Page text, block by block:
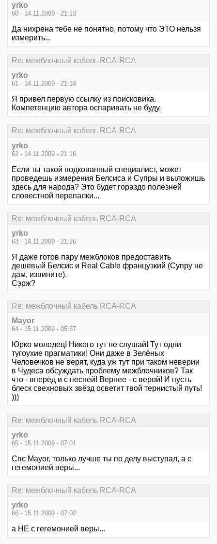
yrko
60 - 14.11.2009 - 21:13
Да нихрена тебе не понятно, потому что ЭТО нельзя
измерить...
Re: межблочный кабель RCA-RCA
yrko
61 - 14.11.2009 - 21:14
Я привел первую ссылку из поисковика.
Компетенцию автора оспаривать не буду.
Re: межблочный кабель RCA-RCA
yrko
62 - 14.11.2009 - 21:16
Если ты такой подкованный специалист, может
проведешь измерения Белсиса и Супры и выложишь
здесь для народа? Это будет гораздо полезней
словестной перепалки...
Re: межблочный кабель RCA-RCA
yrko
63 - 14.11.2009 - 21:26
Я даже готов пару межблоков предоставить
дешевый Белсис и Real Cable французкий (Супру не
дам, извините).
Сэрж?
Re: межблочный кабель RCA-RCA
Mayor
64 - 15.11.2009 - 05:37
Юрко молодец! Никого тут не слушай! Тут одни
тугоухие прагматики! Они даже в Зелёных
Человечков не верят, куда уж тут при таком неверии
в Чудеса обсуждать проблему межблочников? Так
что - вперёд и с песней! Вернее - с верой! И пусть
блеск свехновых звёзд осветит твой тернистый путь!
)))
Re: межблочный кабель RCA-RCA
yrko
65 - 15.11.2009 - 07:01
Спс Mayor, только лучше ты по делу выступал, а с
гегемонией веры...
Re: межблочный кабель RCA-RCA
yrko
66 - 15.11.2009 - 07:02
а НЕ с гегемонией веры...